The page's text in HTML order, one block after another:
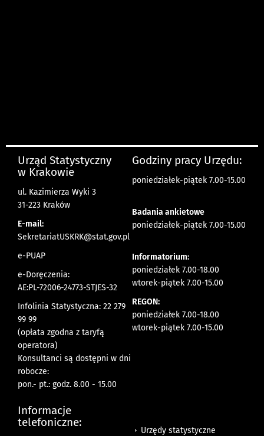
Urząd Statystyczny
w Krakowie
ul. Kazimierza Wyki 3
31-223 Kraków
E-mail:
SekretariatUSKRK@stat.gov.pl
e-PUAP
e-Doręczenia:
AE:PL-72006-24773-STJES-32
Infolinia Statystyczna: 22 279
99 99
(opłata zgodna z taryfą
operatora)
Konsultanci są dostępni w dni
robocze:
pon.- pt.: godz. 8.00 - 15.00
Godziny pracy Urzędu:
poniedziałek-piątek 7.00-15.00
Badania ankietowe
poniedziałek-piątek 7.00-15.00
Informatorium:
poniedziałek 7.00-18.00
wtorek-piątek 7.00-15.00
REGON:
poniedziałek 7.00-18.00
wtorek-piątek 7.00-15.00
Informacje
telefoniczne:
Urzędy statystyczne